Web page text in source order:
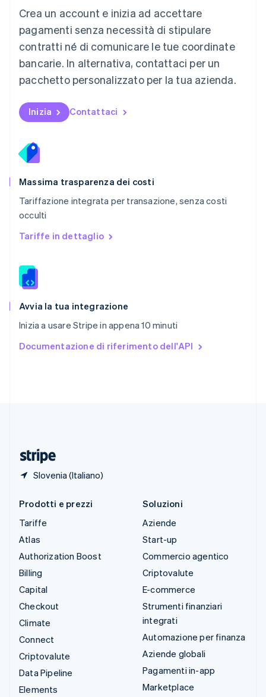
Crea un account e inizia ad accettare
pagamenti senza necessità di stipulare
contratti né di comunicare le tue coordinate
bancarie. In alternativa, contattaci per un
pacchetto personalizzato per la tua azienda.
Inizia Contattaci
Massima trasparenza dei costi
Tariffazione integrata per transazione, senza costi
occulti
Tariffe in dettaglio
Avvia la tua integrazione
Inizia a usare Stripe in appena 10 minuti
Documentazione di riferimento dell'API
Slovenia (Italiano)
EspañolEnglish
Norvegia
English
Nuova Zelanda
English
NederlandsEnglish
English
Portogallo
RAS di Hong Kong, Cina
English
English
English
Romania
English
Slovacchia
Slovenia
English Italiano
EspañolEnglish
English Español 简体中文
Prodotti e prezzi
Tariffe
Atlas
Authorization Boost
Billing
Capital
Checkout
Climate
Connect
Criptovalute
Data Pipeline
Elements
Soluzioni
Aziende
Start-up
Commercio agentico
Criptovalute
E-commerce
Strumenti finanziari
integrati
Automazione per finanza
Aziende globali
Pagamenti in-app
Marketplace